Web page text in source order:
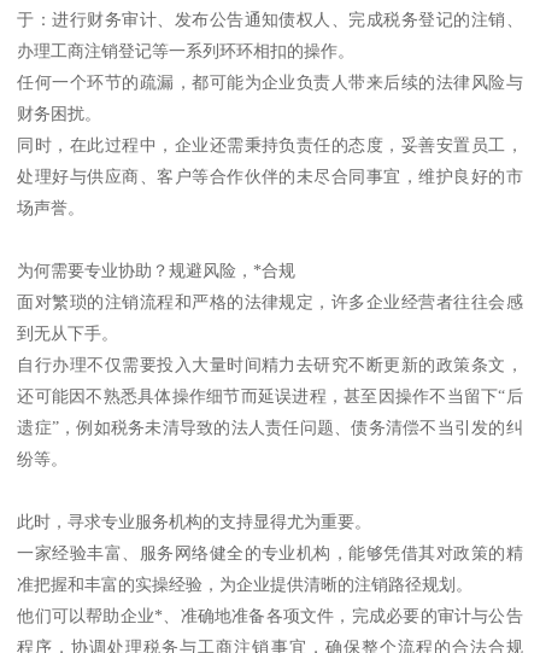
于：进行财务审计、发布公告通知债权人、完成税务登记的注销、
办理工商注销登记等一系列环环相扣的操作。
任何一个环节的疏漏，都可能为企业负责人带来后续的法律风险与
财务困扰。
同时，在此过程中，企业还需秉持负责任的态度，妥善安置员工，
处理好与供应商、客户等合作伙伴的未尽合同事宜，维护良好的市
场声誉。
为何需要专业协助？规避风险，*合规
面对繁琐的注销流程和严格的法律规定，许多企业经营者往往会感
到无从下手。
自行办理不仅需要投入大量时间精力去研究不断更新的政策条文，
还可能因不熟悉具体操作细节而延误进程，甚至因操作不当留下“后
遗症”，例如税务未清导致的法人责任问题、债务清偿不当引发的纠
纷等。
此时，寻求专业服务机构的支持显得尤为重要。
一家经验丰富、服务网络健全的专业机构，能够凭借其对政策的精
准把握和丰富的实操经验，为企业提供清晰的注销路径规划。
他们可以帮助企业*、准确地准备各项文件，完成必要的审计与公告
程序，协调处理税务与工商注销事宜，确保整个流程的合法合规